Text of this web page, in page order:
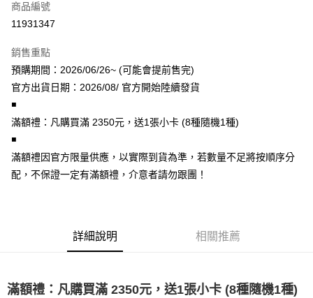
超商取貨付款
Apple Pay
街口支付
悠遊付
AFTEE先享後付
相關說明
【關於「AFTEE先享後付」】
３．安心：先確認商品／服務後，再付款。
結帳頁面，進行簡訊認證並確認金額後，即可完成結帳。
付款後全家取貨
商品編號
11931347
銷售重點
預購期間：2026/06/26~ (可能會提前售完)
官方出貨日期：2026/08/ 官方開始陸續發貨
◾
️滿額禮：凡購買滿 2350元，送1張小卡 (8種隨機1種)
◾
️滿額禮因官方限量供應，以實際到貨為準，若數量不足將按順序分
配，不保證一定有滿額禮，介意者請勿跟團！
詳細說明 相關推薦
滿額禮：凡購買滿 2350元，送1張小卡 (8種隨機1種)